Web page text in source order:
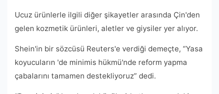
Ucuz ürünlerle ilgili diğer şikayetler arasında Çin'den
gelen kozmetik ürünleri, aletler ve giysiler yer alıyor.
Shein'in bir sözcüsü Reuters'e verdiği demeçte, “Yasa
koyucuların 'de minimis hükmü'nde reform yapma
çabalarını tamamen destekliyoruz” dedi.